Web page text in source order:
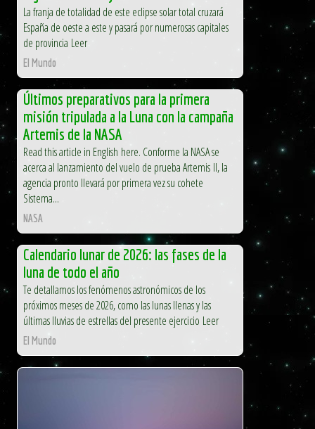
La franja de totalidad de este eclipse solar total cruzará
España de oeste a este y pasará por numerosas capitales
de provincia Leer
El Mundo
Últimos preparativos para la primera
misión tripulada a la Luna con la campaña
Artemis de la NASA
Read this article in English here. Conforme la NASA se
acerca al lanzamiento del vuelo de prueba Artemis II, la
agencia pronto llevará por primera vez su cohete
Sistema...
NASA
Calendario lunar de 2026: las fases de la
luna de todo el año
Te detallamos los fenómenos astronómicos de los
próximos meses de 2026, como las lunas llenas y las
últimas lluvias de estrellas del presente ejercicio Leer
El Mundo